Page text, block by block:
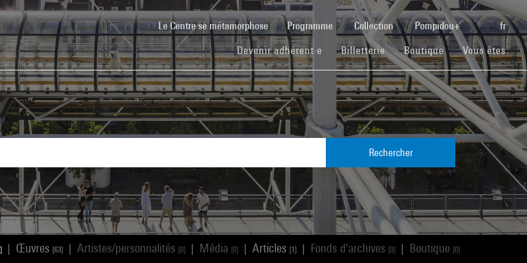
Le Centre se métamorphose(current)Programme Collection Pompidou+ fr
Devenir adhérent·e (current)
Billetterie(current)Boutique(current)Vous êtes
Rechercher
Œuvres [63] Artistes/personnalités [0] Média [0] Articles [1] Fonds d'archives [0] Boutique [0]